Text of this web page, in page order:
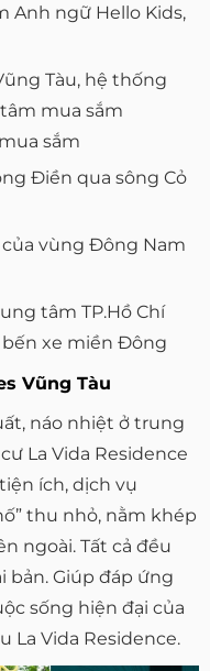
Anh ngữ Hello Kids,
Tàu, hệ thống
mua sắm
sắm
Điền qua sông Cỏ
vùng Đông Nam
tâm TP.Hồ Chí
bến xe miền Đông
Vũng Tàu
náo nhiệt ở trung
La Vida Residence
ích, dịch vụ
thu nhỏ, nằm khép
ngoài. Tất cả đều
bản. Giúp đáp ứng
sống hiện đại của
La Vida Residence.